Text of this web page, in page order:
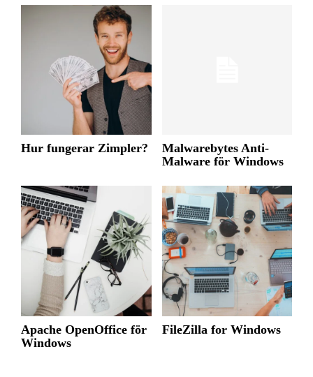
Hur fungerar Zimpler?
Malwarebytes Anti-
Malware för Windows
Apache OpenOffice för
Windows
FileZilla for Windows